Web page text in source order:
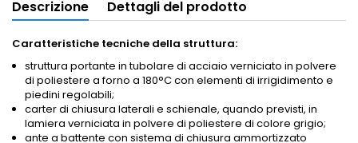
Descrizione Dettagli del prodotto
Caratteristiche tecniche della struttura:
struttura portante in tubolare di acciaio verniciato in polvere
di poliestere a forno a 180°C con elementi di irrigidimento e
piedini regolabili;
carter di chiusura laterali e schienale, quando previsti, in
lamiera verniciata in polvere di poliestere di colore grigio;
ante a battente con sistema di chiusura ammortizzato